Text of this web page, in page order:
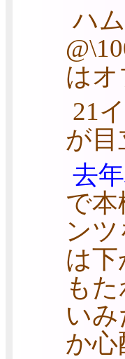
ハ
は
21
が
去
で
ン
は下
も
い
か心